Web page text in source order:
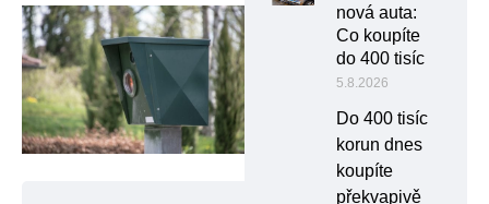
nová auta:
Co koupíte
do 400 tisíc
5.8.2026
Do 400 tisíc
korun dnes
koupíte
překvapivě